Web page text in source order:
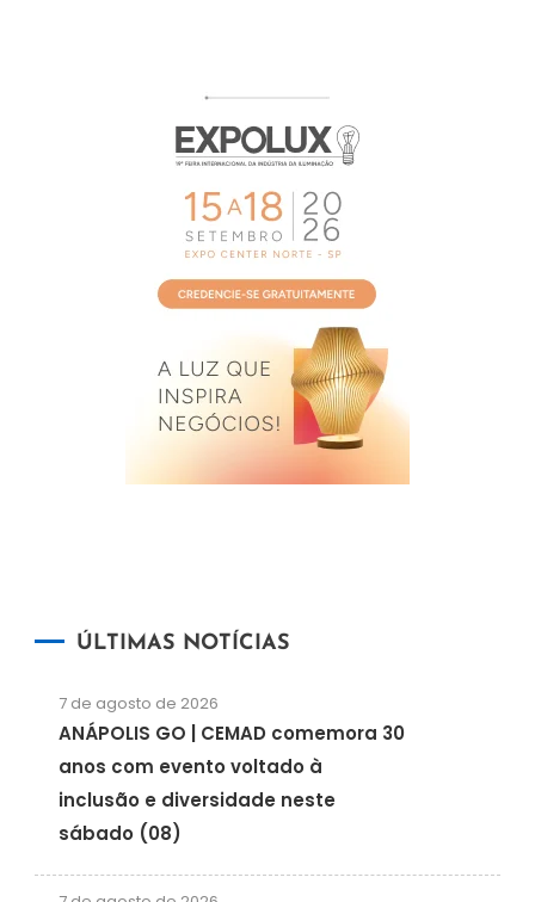
ÚLTIMAS NOTÍCIAS
7 de agosto de 2026
ANÁPOLIS GO | CEMAD comemora 30
anos com evento voltado à
inclusão e diversidade neste
sábado (08)